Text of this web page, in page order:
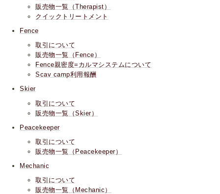
販売物一覧（Therapist）
クイックトリートメント
Fence
取引について
販売物一覧（Fence）
Fence親密度=カルマシステムについて
Scav camp利用報酬
Skier
取引について
販売物一覧（Skier）
Peacekeeper
取引について
販売物一覧（Peacekeeper）
Mechanic
取引について
販売物一覧（Mechanic）